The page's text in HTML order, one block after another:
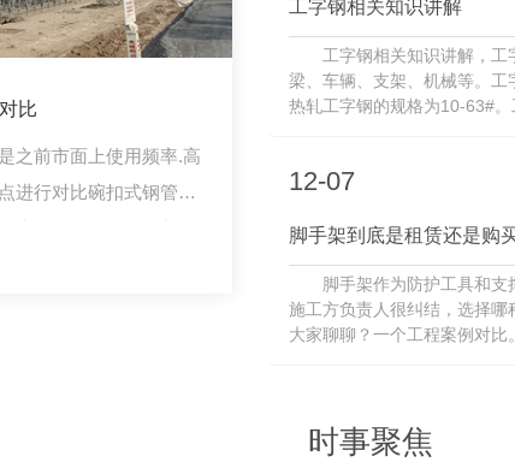
比
之前市面上使用频率.高
进行对比碗扣式钢管脚
将碗扣式钢管脚手架、
工字钢相关知识讲解
工字钢相关知识讲解，
梁、车辆、支架、机械等。
热轧工字钢的规格为10-63#
12-07
脚手架到底是租赁还是购
脚手架作为防护工具和
施工方负责人很纠结，选择
大家聊聊？一个工程案例对比
时事聚焦